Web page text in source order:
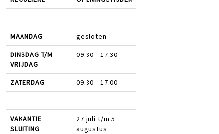
MAANDAG gesloten
DINSDAG T/M
VRIJDAG
09.30 - 17.30
ZATERDAG 09.30 - 17.00
VAKANTIE
SLUITING
27 juli t/m 5
augustus